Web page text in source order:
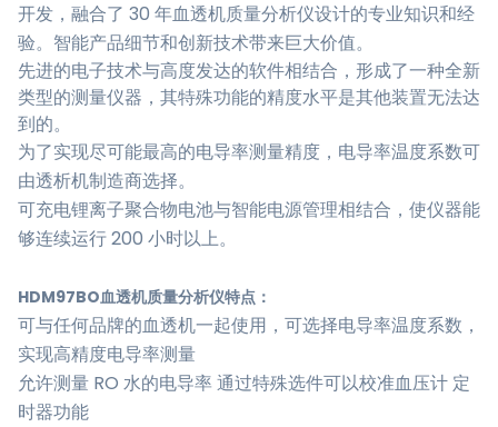
开发，融合了 30 年血透机质量分析仪设计的专业知识和经
验。智能产品细节和创新技术带来巨大价值。
先进的电子技术与高度发达的软件相结合，形成了一种全新
类型的测量仪器，其特殊功能的精度水平是其他装置无法达
到的。
为了实现尽可能最高的电导率测量精度，电导率温度系数可
由透析机制造商选择。
可充电锂离子聚合物电池与智能电源管理相结合，使仪器能
够连续运行 200 小时以上。
HDM97BO血透机质量分析仪特点：
可与任何品牌的血透机一起使用，可选择电导率温度系数，
实现高精度电导率测量
允许测量 RO 水的电导率 通过特殊选件可以校准血压计 定
时器功能